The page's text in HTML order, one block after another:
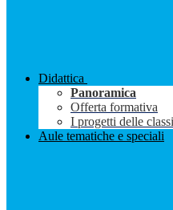
Didattica
Panoramica
Offerta formativa
I progetti delle classi
Aule tematiche e speciali